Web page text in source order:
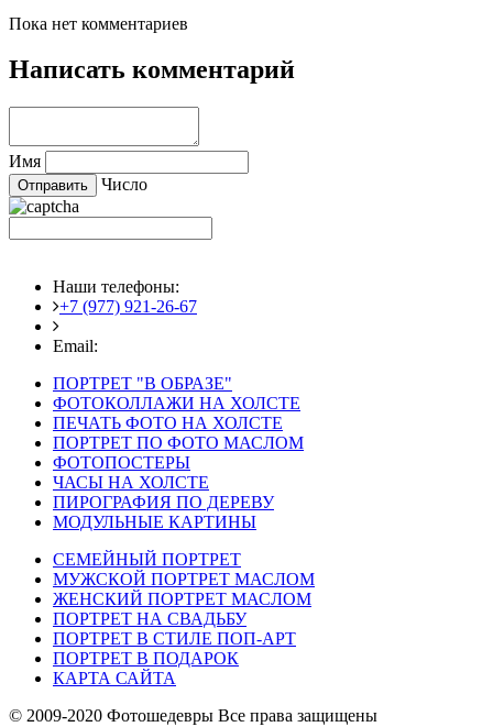
Пока нет комментариев
Написать комментарий
Имя
Число
Наши телефоны:
+7 (977) 921-26-67
Email:
ПОРТРЕТ "В ОБРАЗЕ"
ФОТОКОЛЛАЖИ НА ХОЛСТЕ
ПЕЧАТЬ ФОТО НА ХОЛСТЕ
ПОРТРЕТ ПО ФОТО МАСЛОМ
ФОТОПОСТЕРЫ
ЧАСЫ НА ХОЛСТЕ
ПИРОГРАФИЯ ПО ДЕРЕВУ
МОДУЛЬНЫЕ КАРТИНЫ
СЕМЕЙНЫЙ ПОРТРЕТ
МУЖСКОЙ ПОРТРЕТ МАСЛОМ
ЖЕНСКИЙ ПОРТРЕТ МАСЛОМ
ПОРТРЕТ НА СВАДЬБУ
ПОРТРЕТ В СТИЛЕ ПОП-АРТ
ПОРТРЕТ В ПОДАРОК
КАРТА САЙТА
© 2009-2020 Фотошедевры Все права защищены